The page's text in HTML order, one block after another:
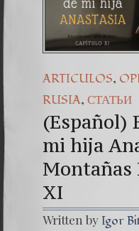
ARTICULOS,
RUSIA, СТАТЬИ
(Español)
mi hija
Montañas
XI
Written by Igor